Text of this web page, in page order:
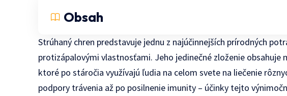
Obsah
Strúhaný chren predstavuje jednu z najúčinnejších prírodných
protizápalovými vlastnosťami. Jeho jedinečné zloženie obsahuje
ktoré po stáročia využívajú ľudia na celom svete na liečenie
podpory trávenia až po posilnenie imunity – účinky tejto